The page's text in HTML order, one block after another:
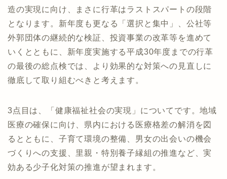
造の実現に向け、まさに行革はラストスパートの段階
となります。新年度も更なる「選択と集中」、公社等
外郭団体の継続的な検証、投資事業の改革等を進めて
いくとともに、新年度実施する平成30年度までの行革
の最後の総点検では、より効果的な対策への見直しに
徹底して取り組むべきと考えます。
3点目は、「健康福祉社会の実現」についてです。地域
医療の確保に向け、県内における医療格差の解消を図
るとともに、子育て環境の整備、男女の出会いの機会
づくりへの支援、里親・特別養子縁組の推進など、実
効ある少子化対策の推進が望まれます。